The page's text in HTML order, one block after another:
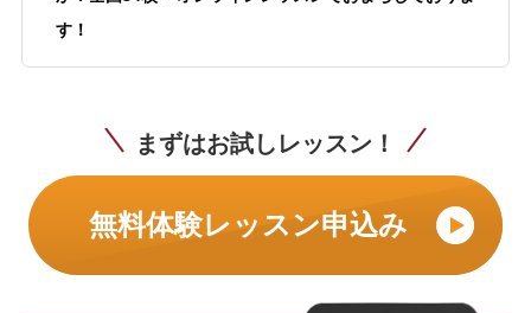
す！
まずはお試しレッスン！
無料体験レッスン申込み